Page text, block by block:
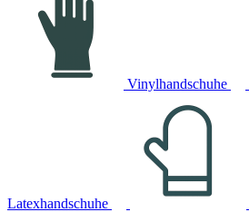
Vinylhandschuhe
Latexhandschuhe